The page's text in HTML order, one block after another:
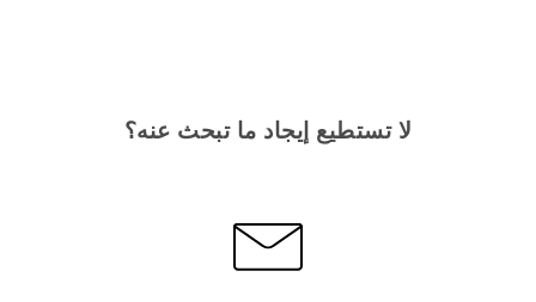
لا تستطيع إيجاد ما تبحث عنه؟